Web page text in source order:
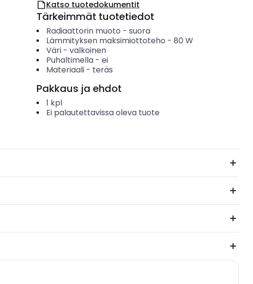
Katso tuotedokumentit
Tärkeimmät tuotetiedot
Radiaattorin muoto - suora
Lämmityksen maksimiottoteho - 80 W
Väri- valkoinen
Puhaltimella- ei
Materiaali- teräs
Pakkaus ja ehdot
1 kpl
Ei palautettavissa oleva tuote